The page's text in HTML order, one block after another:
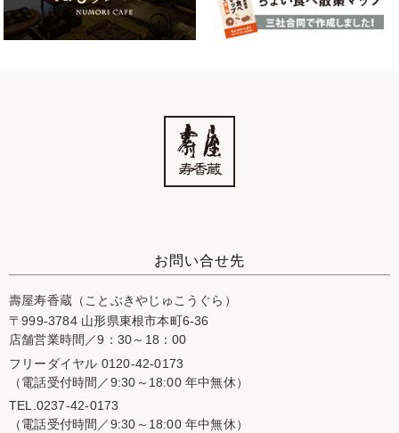
お問い合せ先
壽屋寿香蔵（ことぶきやじゅこうぐら）
〒999-3784 山形県東根市本町6-36
店舗営業時間／9：30～18：00
フリーダイヤル 0120-42-0173
（電話受付時間／9:30～18:00 年中無休）
TEL.0237-42-0173
（電話受付時間／9:30～18:00 年中無休）